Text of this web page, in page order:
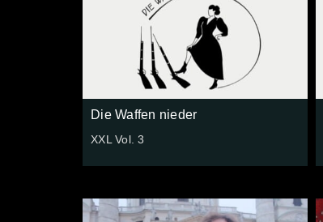
Die Waffen nieder
XXL Vol. 3